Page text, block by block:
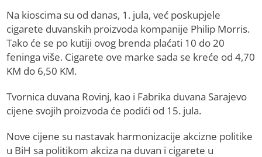
Na kioscima su od danas, 1. jula, već poskupjele
cigarete duvanskih proizvoda kompanije Philip Morris.
Tako će se po kutiji ovog brenda plaćati 10 do 20
feninga više. Cigarete ove marke sada se kreće od 4,70
KM do 6,50 KM.
Tvornica duvana Rovinj, kao i Fabrika duvana Sarajevo
cijene svojih proizvoda će podići od 15. jula.
Nove cijene su nastavak harmonizacije akcizne politike
u BiH sa politikom akciza na duvan i cigarete u